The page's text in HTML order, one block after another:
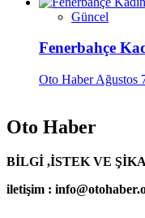
Güncel
Fenerbahçe
Oto HaberAğustos
Oto Haber
BİLGİ ,İSTEK VE
iletişim :